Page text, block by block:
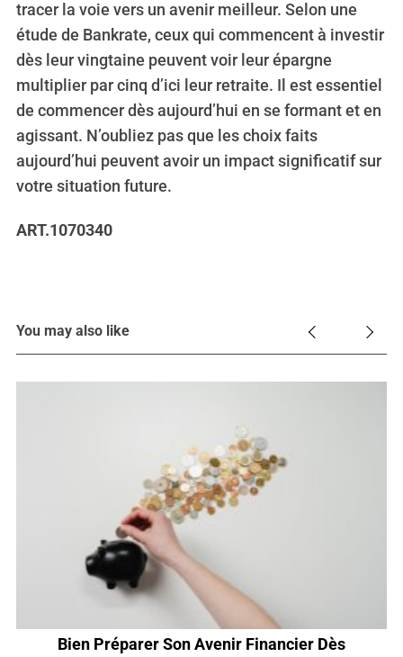
tracer la voie vers un avenir meilleur. Selon une
étude de Bankrate, ceux qui commencent à investir
dès leur vingtaine peuvent voir leur épargne
multiplier par cinq d’ici leur retraite. Il est essentiel
de commencer dès aujourd’hui en se formant et en
agissant. N’oubliez pas que les choix faits
aujourd’hui peuvent avoir un impact significatif sur
votre situation future.
ART.1070340
You may also like
Bien Préparer Son Avenir Financier Dès